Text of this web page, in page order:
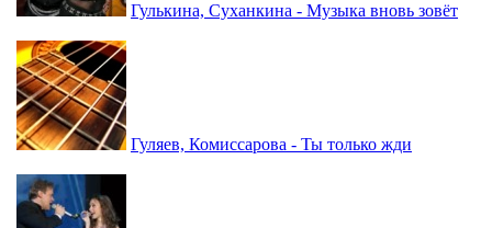
Гулькина, Суханкина - Музыка вновь зовёт
Гуляев, Комиссарова - Ты только жди